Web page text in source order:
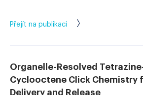
Přejít na publikaci
Organelle-Resolved
Cyclooctene Click Chemistry
Delivery and Release